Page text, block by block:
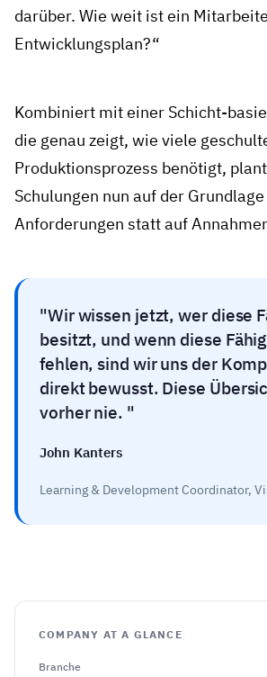
COMPANY AT A GLANCE
Branche
darüber. Wie weit ist ein
Entwicklungsplan?“
Kombiniert mit einer Schicht-
die genau zeigt, wie viele
Produktionsprozess benötigt,
Schulungen nun auf der
Anforderungen statt auf
Wir wissen jetzt, wer diese
besitzt, und wenn diese
fehlen, sind wir uns der
direkt bewusst. Diese
vorher nie.
John Kanters
Learning & Development Coordinator,